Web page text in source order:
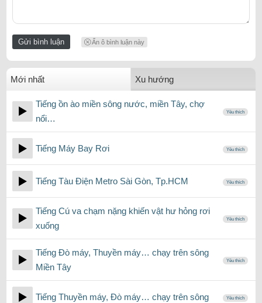
Ẩn ô bình luận này
Mới nhất Xu hướng
Tiếng ồn ào miền sông nước, miền Tây, chợ
nổi…
Yêu thích
Tiếng Máy Bay Rơi Yêu thích
Tiếng Tàu Điện Metro Sài Gòn, Tp.HCM Yêu thích
Tiếng Cú va chạm nặng khiến vật hư hỏng rơi
xuống
Yêu thích
Tiếng Đò máy, Thuyền máy… chạy trên sông
Miền Tây
Yêu thích
Tiếng Thuyền máy, Đò máy… chạy trên sông Yêu thích